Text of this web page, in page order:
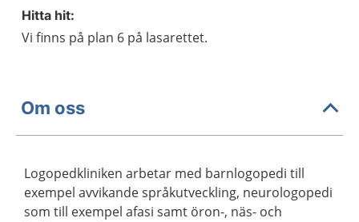
Hitta hit:
Vi finns på plan 6 på lasarettet.
Om oss
Logopedkliniken arbetar med barnlogopedi till
exempel avvikande språkutveckling, neurologopedi
som till exempel afasi samt öron-, näs- och